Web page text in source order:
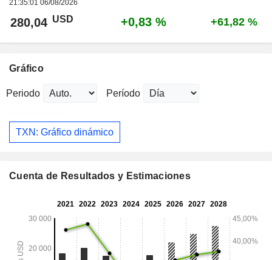
21:35:01 06/08/2026
280,04 USD +0,83 % +61,82 %
Gráfico
Periodo Período
TXN: Gráfico dinámico
Cuenta de Resultados y Estimaciones